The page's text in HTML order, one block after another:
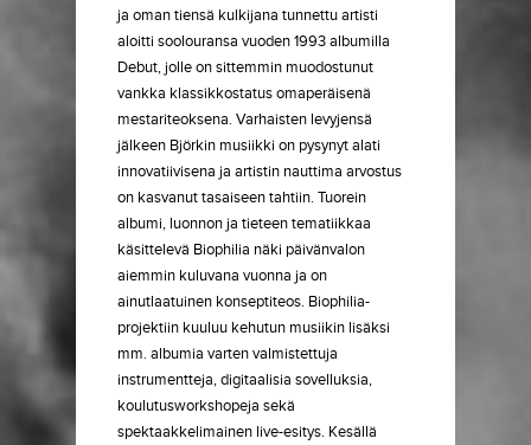
ja oman tiensä kulkijana tunnettu artisti
aloitti soolouransa vuoden 1993 albumilla
Debut, jolle on sittemmin muodostunut
vankka klassikkostatus omaperäisenä
mestariteoksena. Varhaisten levyjensä
jälkeen Björkin musiikki on pysynyt alati
innovatiivisena ja artistin nauttima arvostus
on kasvanut tasaiseen tahtiin. Tuorein
albumi, luonnon ja tieteen tematiikkaa
käsittelevä Biophilia näki päivänvalon
aiemmin kuluvana vuonna ja on
ainutlaatuinen konseptiteos. Biophilia-
projektiin kuuluu kehutun musiikin lisäksi
mm. albumia varten valmistettuja
instrumentteja, digitaalisia sovelluksia,
koulutusworkshopeja sekä
spektaakkelimainen live-esitys. Kesällä